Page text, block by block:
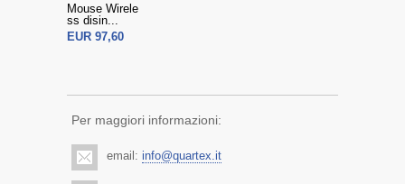
Mouse Wirele
ss disin...
EUR 97,60
Per maggiori informazioni:
email: info@quartex.it